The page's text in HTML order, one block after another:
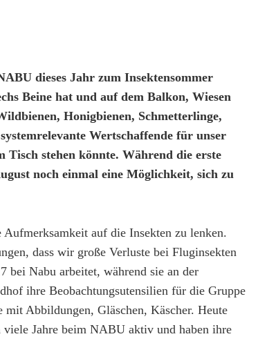
dieses Jahr zum Insektensommer
Beine hat und auf dem Balkon, Wiesen
Honigbienen, Schmetterlinge,
Wertschaffende für unser
Tisch stehen könnte. Während die erste
noch einmal eine Möglichkeit, sich zu
auf die Insekten zu lenken.
dass wir große Verluste bei Fluginsekten
bei Nabu arbeitet, während sie an der
ihre Beobachtungsutensilien für die Gruppe
Abbildungen, Gläschen, Käscher. Heute
Jahre beim NABU aktiv und haben ihre